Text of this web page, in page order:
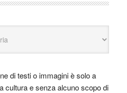
di testi o immagini è solo a
cultura e senza alcuno scopo di